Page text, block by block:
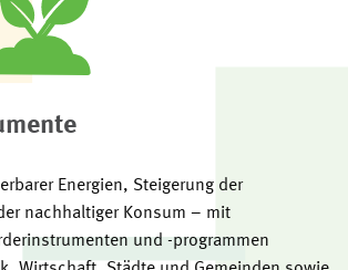
Energien, Steigerung der
nachhaltiger Konsum – mit
und -programmen